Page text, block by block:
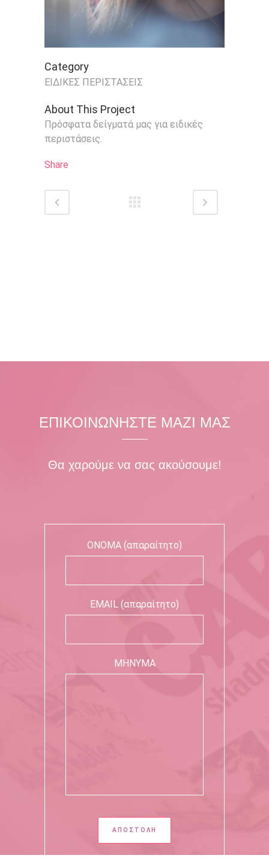
Category
ΕΙΔΙΚΕΣ ΠΕΡΙΣΤΑΣΕΙΣ
About This Project
Πρόσφατα δείγματά μας για ειδικές
περιστάσεις.
Share
ΕΠΙΚΟΙΝΩΝΗΣΤΕ ΜΑΖΙ ΜΑΣ
Θα χαρούμε να σας ακούσουμε!
ΟΝΟΜΑ (απαραίτητο)
EMAIL (απαραίτητο)
ΜΗΝΥΜΑ